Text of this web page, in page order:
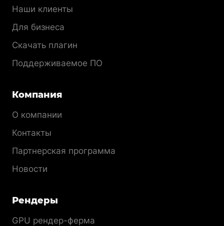
Наши клиенты
Для бизнеса
Скачать плагин
Поддерживаемое ПО
Компания
О компании
Контакты
Партнерская программа
Новости
Рендеры
GPU рендер-ферма